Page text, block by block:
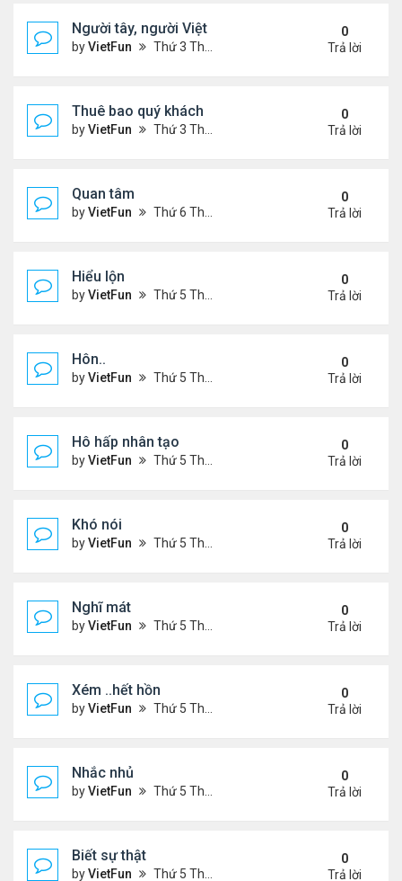
Người tây, người Việt
byVietFun Thứ 3 Tháng 11 22, 2022 1:25 pm
0
Trả lời
Thuê bao quý khách
byVietFun Thứ 3 Tháng 11 22, 2022 12:14 pm
0
Trả lời
Quan tâm
byVietFun Thứ 6 Tháng 8 12, 2022 12:54 pm
0
Trả lời
Hiểu lộn
byVietFun Thứ 5 Tháng 7 14, 2022 5:08 pm
0
Trả lời
Hôn..
byVietFun Thứ 5 Tháng 7 14, 2022 4:59 pm
0
Trả lời
Hô hấp nhân tạo
byVietFun Thứ 5 Tháng 7 14, 2022 4:52 pm
0
Trả lời
Khó nói
byVietFun Thứ 5 Tháng 7 14, 2022 4:50 pm
0
Trả lời
Nghĩ mát
byVietFun Thứ 5 Tháng 7 14, 2022 4:48 pm
0
Trả lời
Xém ..hết hồn
byVietFun Thứ 5 Tháng 7 14, 2022 4:44 pm
0
Trả lời
Nhắc nhủ
byVietFun Thứ 5 Tháng 7 14, 2022 4:38 pm
0
Trả lời
Biết sự thật
byVietFun Thứ 5 Tháng 7 14, 2022 4:37 pm
0
Trả lời